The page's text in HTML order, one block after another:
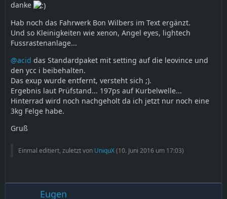
danke
Hab noch das Fahrwerk Bon Wilbers im Text ergänzt.
Und so Kleinigkeiten wie xenon, Angel eyes, lightech
Fussrastenanlage...
@acid das Standardpaket mit setting auf die leovince und
den ycc i beibehalten.
Das exup wurde entfernt, versteht sich ;).
Ergebnis laut Prüfstand... 197ps auf Kurbelwelle...
Hinterrad wird noch nachgeholt da ich jetzt nur noch eine
3kg Felge habe.
Gruß
Einmal editiert, zuletzt von UniquX(10. Juni 2016 um 17:03)
Eugen